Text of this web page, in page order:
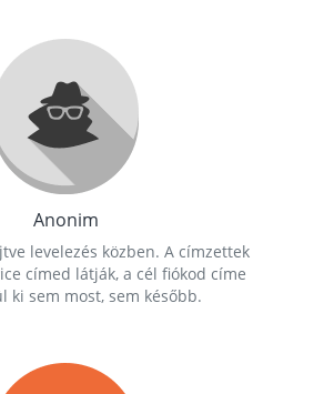
Anonim
levelezés közben. A címzettek
címed látják, a cél fiókod címe
ki sem most, sem később.